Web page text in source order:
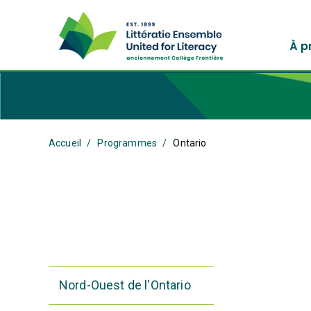
À
Accueil Programmes Ontario
Nord-Ouest de l'Ontario